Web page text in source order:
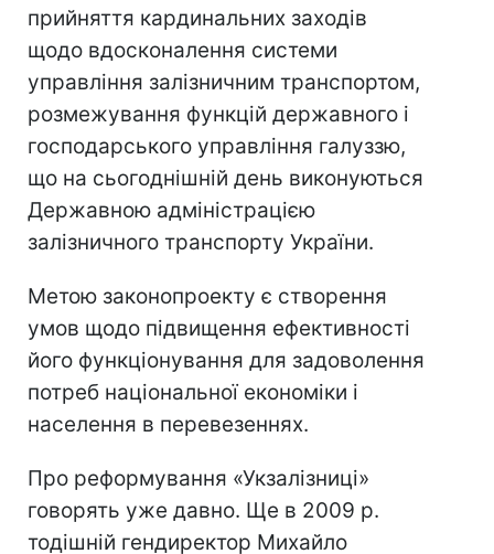
прийняття кардинальних заходів
щодо вдосконалення системи
управління залізничним транспортом,
розмежування функцій державного і
господарського управління галуззю,
що на сьогоднішній день виконуються
Державною адміністрацією
залізничного транспорту України.
Метою законопроекту є створення
умов щодо підвищення ефективності
його функціонування для задоволення
потреб національної економіки і
населення в перевезеннях.
Про реформування «Укзалізниці»
говорять уже давно. Ще в 2009 р.
тодішній гендиректор Михайло